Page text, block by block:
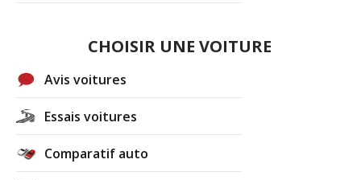
CHOISIR UNE VOITURE
Avis voitures
Essais voitures
Comparatif auto